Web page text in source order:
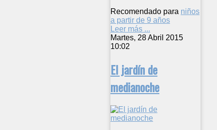
Recomendado para niños
a partir de 9 años
Leer más ...
Martes, 28 Abril 2015
10:02
El jardín de
medianoche